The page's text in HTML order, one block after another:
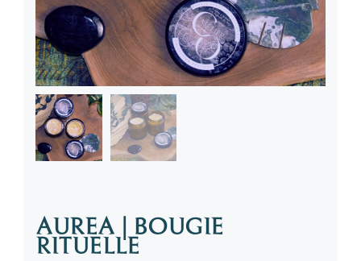
AUREA | BOUGIE
RITUELLE